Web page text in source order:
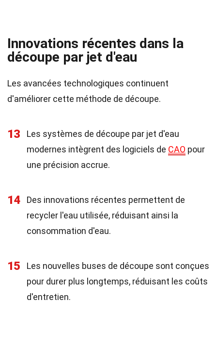
Innovations récentes dans la
découpe par jet d'eau
Les avancées technologiques continuent
d'améliorer cette méthode de découpe.
13
Les systèmes de découpe par jet d'eau
modernes intègrent des logiciels de CAO pour
une précision accrue.
14
Des innovations récentes permettent de
recycler l'eau utilisée, réduisant ainsi la
consommation d'eau.
15
Les nouvelles buses de découpe sont conçues
pour durer plus longtemps, réduisant les coûts
d'entretien.